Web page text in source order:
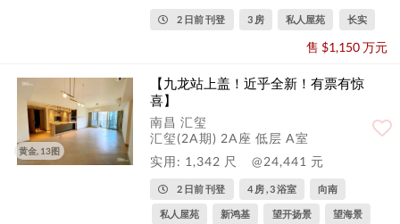
2 日前 刊登 3 房 私人屋苑 长实
售 $1,150 万元
黄金, 13图
【九龙站上盖！近乎全新！有票有惊
喜】
南昌 汇玺
汇玺(2A期) 2A座 低层 A室
实用: 1,342 尺
@24,441 元
2 日前 刊登 4 房 , 3 浴室 向南
私人屋苑 新鸿基 望开扬景 望海景